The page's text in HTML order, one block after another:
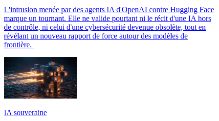
L'intrusion menée par des agents IA d'OpenAI contre Hugging Face
marque un tournant. Elle ne valide pourtant ni le récit d'une IA hors
de contrôle, ni celui d'une cybersécurité devenue obsolète, tout en
révélant un nouveau rapport de force autour des modèles de
frontière.
IA souveraine